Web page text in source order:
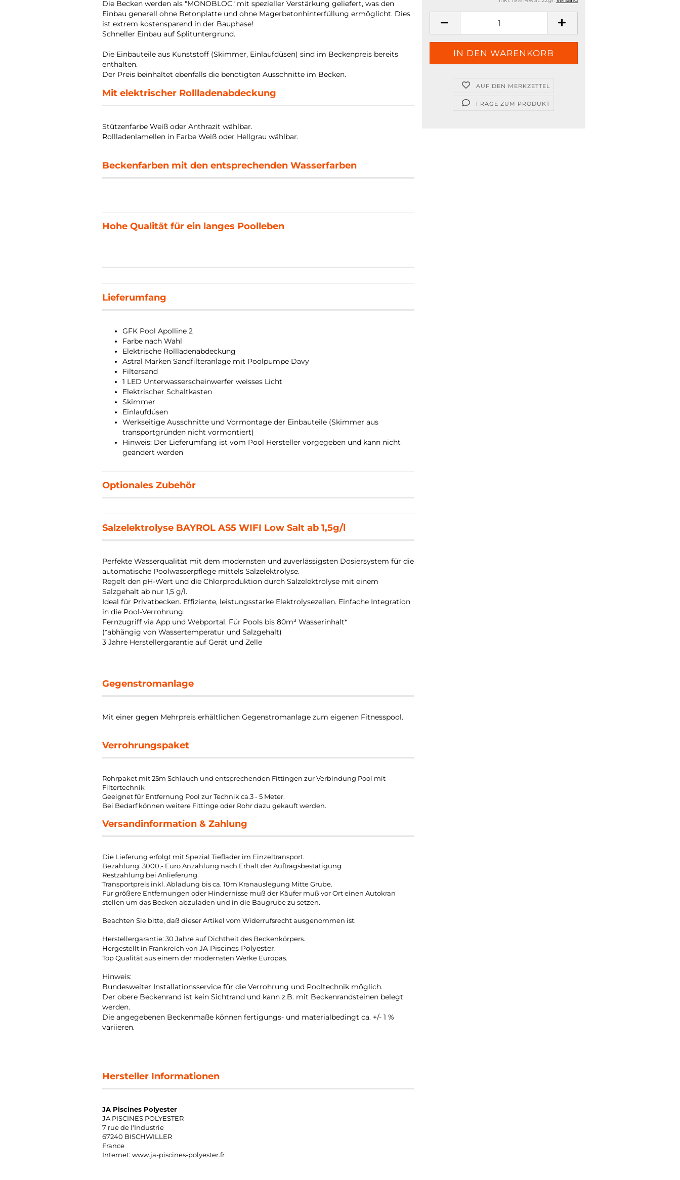
AUF DEN MERKZETTEL
FRAGE ZUM PRODUKT
Die Becken werden als "MONOBLOC" mit spezieller Verstärkung geliefert, was den
Einbau generell ohne Betonplatte und ohne Magerbetonhinterfüllung ermöglicht. Dies
ist extrem kostensparend in der Bauphase!
Schneller Einbau auf Splituntergrund.
Die Einbauteile aus Kunststoff (Skimmer, Einlaufdüsen) sind im Beckenpreis bereits
enthalten.
Der Preis beinhaltet ebenfalls die benötigten Ausschnitte im Becken.
Mit elektrischer Rollladenabdeckung
Stützenfarbe Weiß oder Anthrazit wählbar.
Rollladenlamellen in Farbe Weiß oder Hellgrau wählbar.
Beckenfarben mit den entsprechenden Wasserfarben
Hohe Qualität für ein langes Poolleben
Lieferumfang
GFK Pool Apolline 2
Farbe nach Wahl
Elektrische Rollladenabdeckung
Astral Marken Sandfilteranlage mit Poolpumpe Davy
Filtersand
1 LED Unterwasserscheinwerfer weisses Licht
Elektrischer Schaltkasten
Skimmer
Einlaufdüsen
Werkseitige Ausschnitte und Vormontage der Einbauteile (Skimmer aus
transportgründen nicht vormontiert)
Hinweis: Der Lieferumfang ist vom Pool Hersteller vorgegeben und kann nicht
geändert werden
Optionales Zubehör
Salzelektrolyse BAYROL AS5 WIFI Low Salt ab 1,5g/l
Perfekte Wasserqualität mit dem modernsten und zuverlässigsten Dosiersystem für die
automatische Poolwasserpflege mittels Salzelektrolyse.
Regelt den pH-Wert und die Chlorproduktion durch Salzelektrolyse mit einem
Salzgehalt ab nur 1,5 g/l.
Ideal für Privatbecken. Effiziente, leistungsstarke Elektrolysezellen. Einfache Integration
in die Pool-Verrohrung.
Fernzugriff via App und Webportal. Für Pools bis 80m³ Wasserinhalt*
(*abhängig von Wassertemperatur und Salzgehalt)
3 Jahre Herstellergarantie auf Gerät und Zelle
Gegenstromanlage
Mit einer gegen Mehrpreis erhältlichen Gegenstromanlage zum eigenen Fitnesspool.
Verrohrungspaket
Rohrpaket mit 25m Schlauch und entsprechenden Fittingen zur Verbindung Pool mit
Filtertechnik
Geeignet für Entfernung Pool zur Technik ca.3 - 5 Meter.
Bei Bedarf können weitere Fittinge oder Rohr dazu gekauft werden.
Versandinformation & Zahlung
Die Lieferung erfolgt mit Spezial Tieflader im Einzeltransport.
Bezahlung: 3000,- Euro Anzahlung nach Erhalt der Auftragsbestätigung
Restzahlung bei Anlieferung.
Transportpreis inkl. Abladung bis ca. 10m Kranauslegung Mitte Grube.
Für größere Entfernungen oder Hindernisse muß der Käufer muß vor Ort einen Autokran
stellen um das Becken abzuladen und in die Baugrube zu setzen.
Beachten Sie bitte, daß dieser Artikel vom Widerrufsrecht ausgenommen ist.
Herstellergarantie: 30 Jahre auf Dichtheit des Beckenkörpers.
Hergestellt in Frankreich von JA Piscines Polyester.
Top Qualität aus einem der modernsten Werke Europas.
Hinweis:
Bundesweiter Installationsservice für die Verrohrung und Pooltechnik möglich.
Der obere Beckenrand ist kein Sichtrand und kann z.B. mit Beckenrandsteinen belegt
werden.
Die angegebenen Beckenmaße können fertigungs- und materialbedingt ca. +/- 1 %
variieren.
Hersteller Informationen
JA Piscines Polyester
JA PISCINES POLYESTER
7 rue de l'Industrie
67240 BISCHWILLER
France
Internet: www.ja-piscines-polyester.fr